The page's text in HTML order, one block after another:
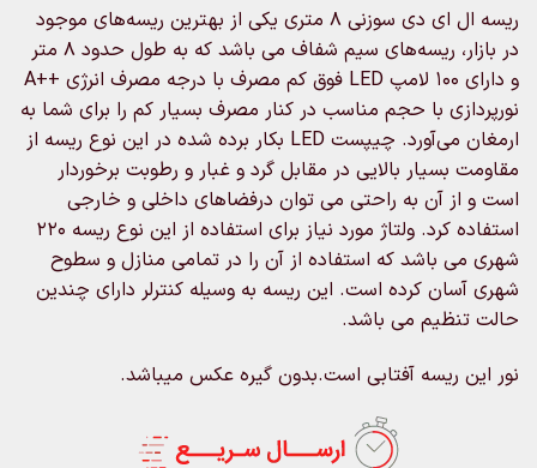
ریسه ال ای دی سوزنی ۸ متری یکی از بهترین ریسه‌های موجود
در بازار، ریسه‌های سیم شفاف می باشد که به طول حدود ۸ متر
و دارای ۱۰۰ لامپ LED فوق کم مصرف با درجه مصرف انرژی ++A
نورپردازی با حجم مناسب در کنار مصرف بسیار کم را برای شما به
ارمغان می‌آورد. چیپست LED بکار برده شده در این نوع ریسه از
مقاومت بسیار بالایی در مقابل گرد و غبار و رطوبت برخوردار
است و از آن به راحتی می توان درفضاهای داخلی و خارجی
استفاده کرد. ولتاژ مورد نیاز برای استفاده از این نوع ریسه ۲۲۰
شهری می باشد که استفاده از آن را در تمامی منازل و سطوح
شهری آسان کرده است. این ریسه به وسیله کنترلر دارای چندین
حالت تنظیم می باشد.
نور این ریسه آفتابی است.بدون گیره عکس میباشد.